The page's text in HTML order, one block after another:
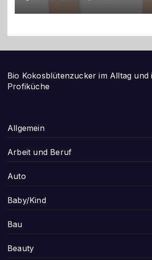
Bio Kokosblütenzucker im Alltag und
Profiküche
Allgemein
Arbeit und Beruf
Auto
Baby/Kind
Bau
Beauty